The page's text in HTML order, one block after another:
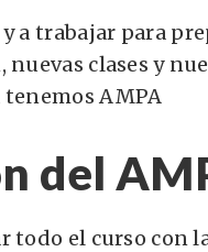
a trabajar para
nuevas clases y
tenemos AMPA
del
todo el curso con